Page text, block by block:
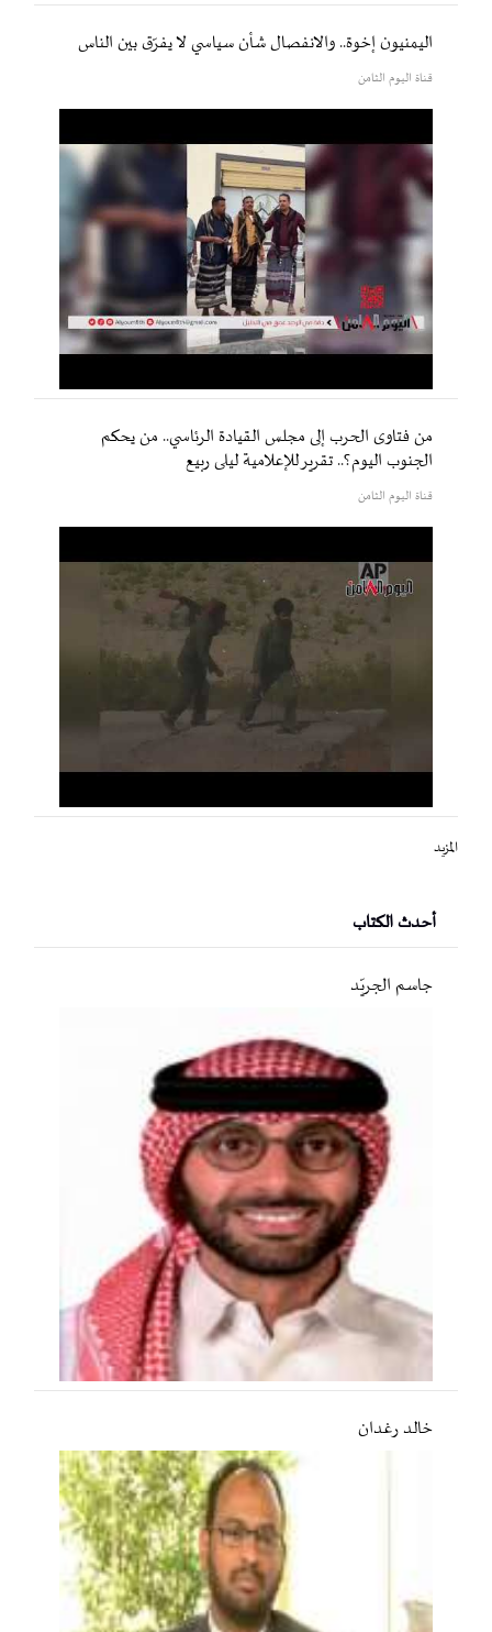
اليمنيون إخوة.. والانفصال شأن سياسي لا يفرّق بين الناس
قناة اليوم الثامن
من فتاوى الحرب إلى مجلس القيادة الرئاسي.. من يحكم
الجنوب اليوم؟.. تقرير للإعلامية ليلى ربيع
قناة اليوم الثامن
المزيد
أحدث الكتاب
جاسم الجريّد
خالد رغدان